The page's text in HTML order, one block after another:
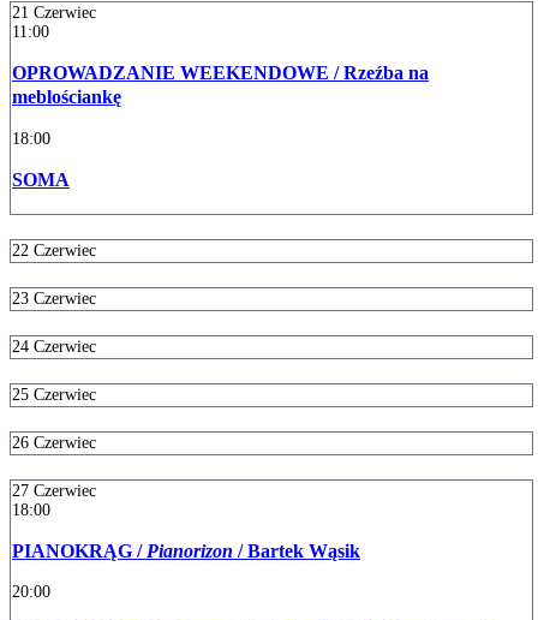
21 Czerwiec
11:00
OPROWADZANIE WEEKENDOWE / Rzeźba na
meblościankę
18:00
SOMA
22 Czerwiec
23 Czerwiec
24 Czerwiec
25 Czerwiec
26 Czerwiec
27 Czerwiec
18:00
PIANOKRĄG /Pianorizon / Bartek Wąsik
20:00